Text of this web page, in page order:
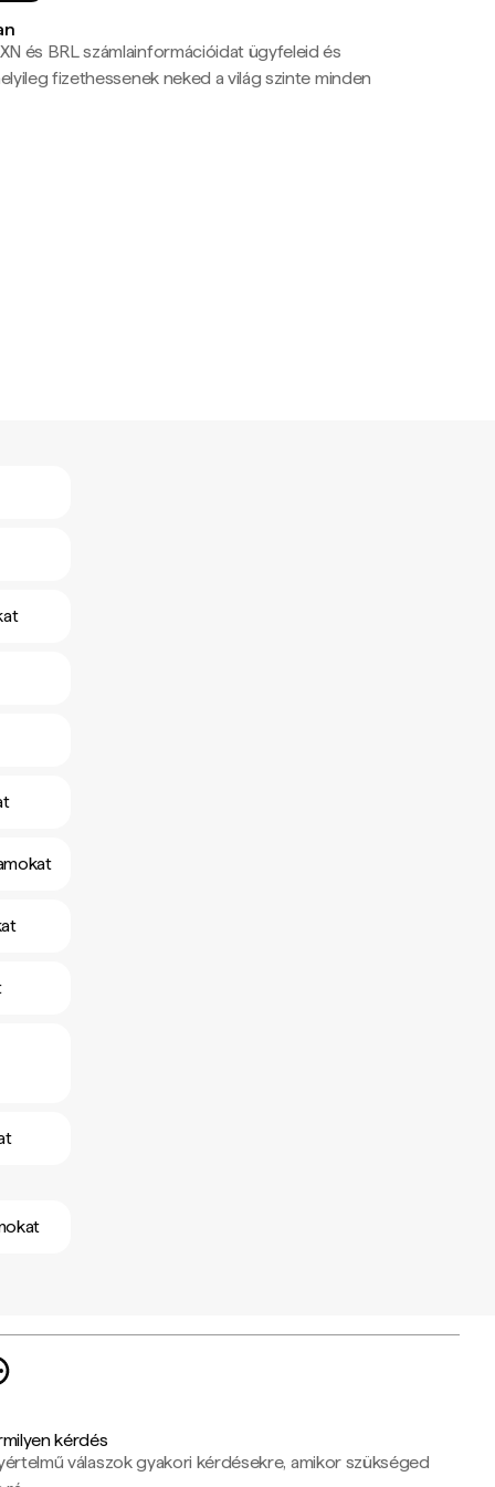
és BRL számlainformációidat ügyfeleid és
fizethessenek neked a világ szinte minden
kérdés
válaszok gyakori kérdésekre, amikor szükséged